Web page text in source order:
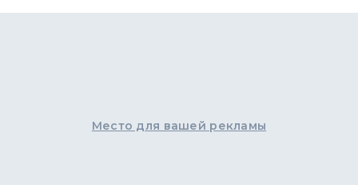
Место для вашей рекламы